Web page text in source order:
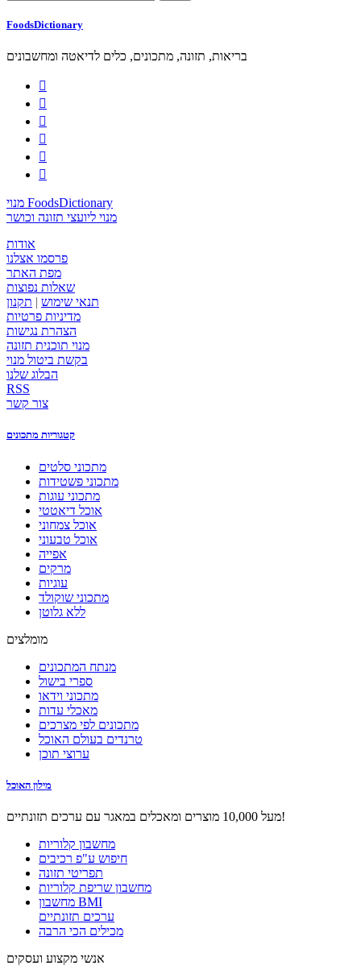
FoodsDictionary
בריאות, תזונה, מתכונים, כלים לדיאטה ומחשבונים






מנוי FoodsDictionary
מנוי ליועצי תזונה וכושר
אודות
פרסמו אצלנו
מפת האתר
שאלות נפוצות
תנאי שימוש | תקנון
מדיניות פרטיות
הצהרת נגישות
מנוי תוכנית תזונה
בקשת ביטול מנוי
הבלוג שלנו
RSS
צור קשר
קטגוריות מתכונים
מתכוני סלטים
מתכוני פשטידות
מתכוני עוגות
אוכל דיאטטי
אוכל צמחוני
אוכל טבעוני
אפייה
מרקים
עוגיות
מתכוני שוקולד
ללא גלוטן
מומלצים
מנתח המתכונים
ספרי בישול
מתכוני וידאו
מאכלי עדות
מתכונים לפי מצרכים
טרנדים בעולם האוכל
ערוצי תוכן
מילון האוכל
מעל 10,000 מוצרים ומאכלים במאגר עם ערכים תזונתיים!
מחשבון קלוריות
חיפוש ע"פ רכיבים
תפריטי תזונה
מחשבון שריפת קלוריות
מחשבון BMI
ערכים תזונתיים
מכילים הכי הרבה
אנשי מקצוע ועסקים